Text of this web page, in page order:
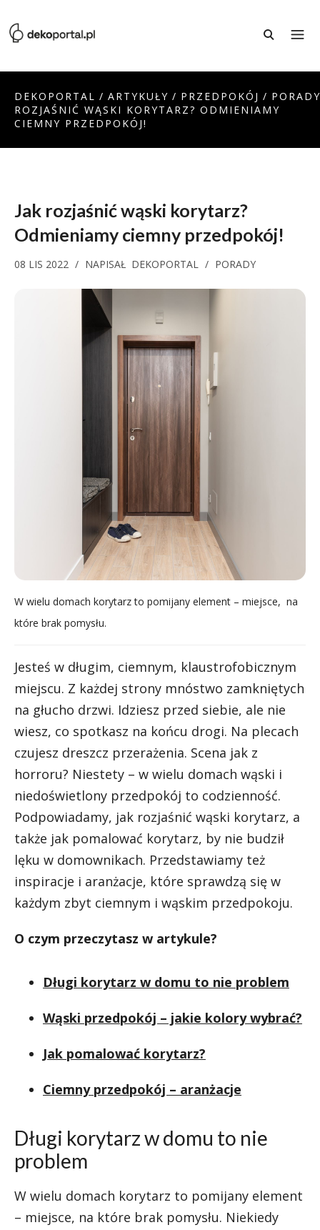
DEKOPORTAL / ARTYKUŁY / PRZEDPOKÓJ / PORADY
ROZJAŚNIĆ WĄSKI KORYTARZ? ODMIENIAMY
CIEMNY PRZEDPOKÓJ!
Jak rozjaśnić wąski korytarz?
Odmieniamy ciemny przedpokój!
08 LIS 2022 / NAPISAŁ DEKOPORTAL / PORADY
W wielu domach korytarz to pomijany element – miejsce, na
które brak pomysłu.
Jesteś w długim, ciemnym, klaustrofobicznym
miejscu. Z każdej strony mnóstwo zamkniętych
na głucho drzwi. Idziesz przed siebie, ale nie
wiesz, co spotkasz na końcu drogi. Na plecach
czujesz dreszcz przerażenia. Scena jak z
horroru? Niestety – w wielu domach wąski i
niedoświetlony przedpokój to codzienność.
Podpowiadamy, jak rozjaśnić wąski korytarz, a
także jak pomalować korytarz, by nie budził
lęku w domownikach. Przedstawiamy też
inspiracje i aranżacje, które sprawdzą się w
każdym zbyt ciemnym i wąskim przedpokoju.
O czym przeczytasz w artykule?
Długi korytarz w domu to nie problem
Wąski przedpokój – jakie kolory wybrać?
Jak pomalować korytarz?
Ciemny przedpokój – aranżacje
Długi korytarz w domu to nie
problem
W wielu domach korytarz to pomijany element
– miejsce, na które brak pomysłu. Niekiedy